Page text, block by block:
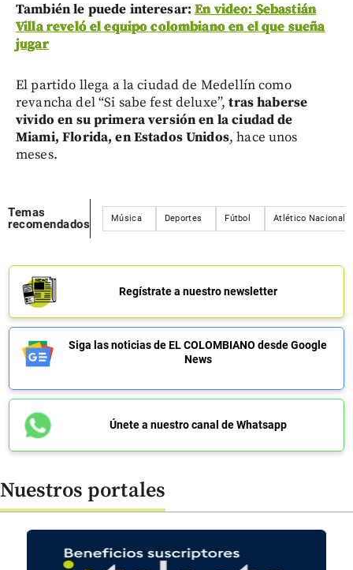
También le puede interesar:En video: Sebastián
Villa reveló el equipo colombiano en el que sueña
jugar
El partido llega a la ciudad de Medellín como
revancha del “Si sabe fest deluxe”,tras haberse
vivido en su primera versión en la ciudad de
Miami, Florida, en Estados Unidos, hace unos
meses.
Temas
recomendados
Música Deportes Fútbol Atlético Nacional
Regístrate a nuestro newsletter
Siga las noticias de EL COLOMBIANO desde Google
News
Únete a nuestro canal de Whatsapp
Nuestros portales